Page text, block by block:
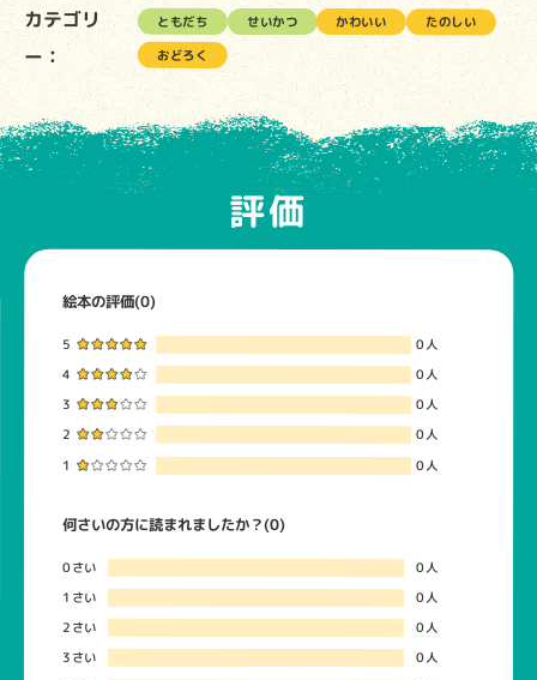
カテゴリ
ー：
ともだち せいかつ かわいい たのしい
おどろく
評価
絵本の評価(0)
5 0人
4 0人
3 0人
2 0人
1 0人
何さいの方に読まれましたか？(0)
0さい 0人
1さい 0人
2さい 0人
3さい 0人